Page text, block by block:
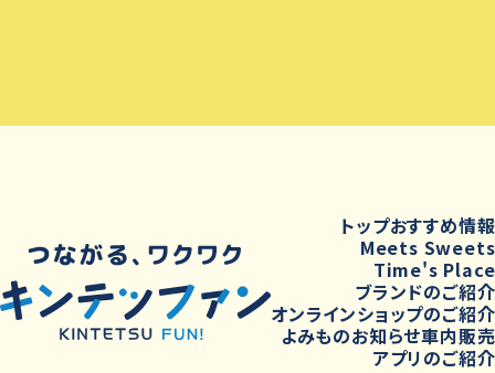
トップおすすめ情報
Meets Sweets
Time's Place
ブランドのご紹介
オンラインショップのご紹介
よみものお知らせ車内販売
アプリのご紹介